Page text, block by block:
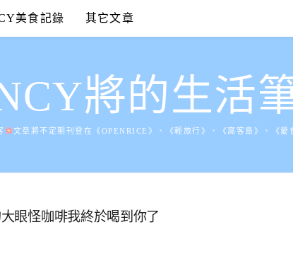
美食記錄 其它文章
將的生活
文章將不定期刊登在《OPENRICE》、《輕旅行》、《窩客島》、《愛
眼怪咖啡我終於喝到你了